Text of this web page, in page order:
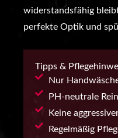
widerstandsfähig
perfekte Optik und
Tipps &
Nur
PH-neutrale
Keine
Regelmäßig